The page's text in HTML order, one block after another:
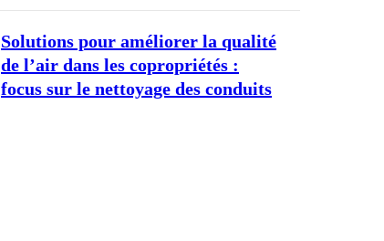
Solutions pour améliorer la qualité
de l’air dans les copropriétés :
focus sur le nettoyage des conduits